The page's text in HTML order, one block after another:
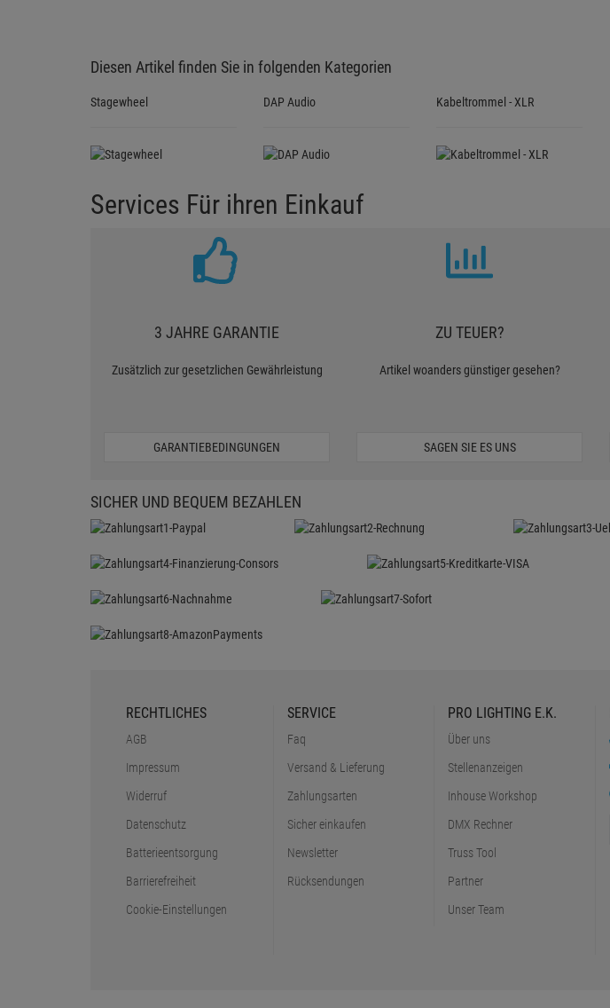
Diesen Artikel finden Sie in folgenden Kategorien
Stagewheel DAP Audio Kabeltrommel - XLR
Services Für ihren Einkauf
3 JAHRE GARANTIE
Zusätzlich zur gesetzlichen Gewährleistung
GARANTIEBEDINGUNGEN
ZU TEUER?
Artikel woanders günstiger gesehen?
SAGEN SIE ES UNS
SICHER UND BEQUEM BEZAHLEN
RECHTLICHES
AGB
Impressum
Widerruf
Datenschutz
Batterieentsorgung
Barrierefreiheit
Cookie-Einstellungen
SERVICE
Faq
Versand & Lieferung
Zahlungsarten
Sicher einkaufen
Newsletter
Rücksendungen
PRO LIGHTING E.K.
Über uns
Stellenanzeigen
Inhouse Workshop
DMX Rechner
Truss Tool
Partner
Unser Team